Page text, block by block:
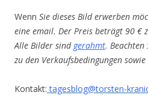
Wenn Sie dieses Bild erwerben
eine email. Der Preis beträgt 90 €
Alle Bilder sind gerahmt.
zu den Verkaufsbedingungen
Kontakt: tagesblog@torsten-